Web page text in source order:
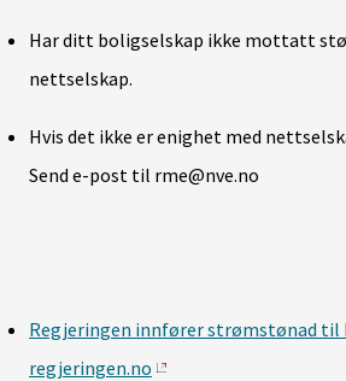
Har ditt boligselskap ikke mottatt
nettselskap.
Hvis det ikke er enighet med
Send e-post til rme@nve.no
Regjeringen innfører strømstønad til
regjeringen.no